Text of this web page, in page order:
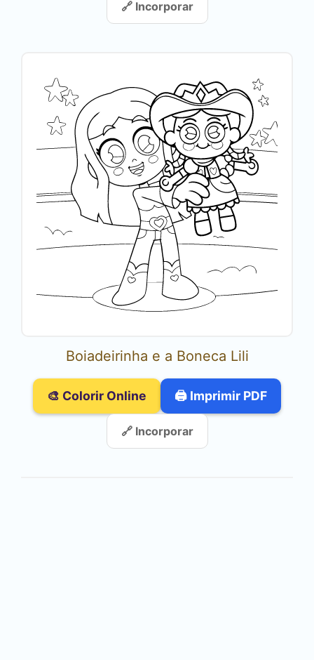
🔗 Incorporar
Boiadeirinha e a Boneca Lili
🎨 Colorir Online 🖨️ Imprimir PDF
🔗 Incorporar